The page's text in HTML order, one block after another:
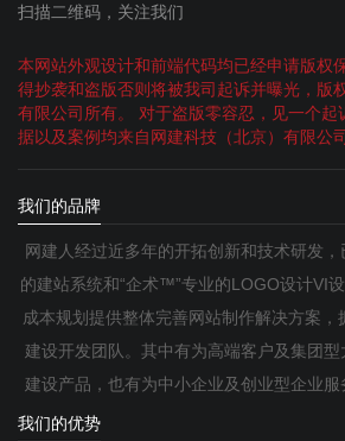
扫描二维码，关注我们
本网站外观设计和前端代码均已经申请版权
得抄袭和盗版否则将被我司起诉并曝光，版
有限公司所有。 对于盗版零容忍，见一个起
据以及案例均来自网建科技（北京）有限公
我们的品牌
网建人经过近多年的开拓创新和技术研发
的建站系统和“企术™”专业的LOGO设计VI
成本规划提供整体完善网站制作解决方案
建设开发团队。其中有为高端客户及集团
建设产品，也有为中小企业及创业型企业服
我们的优势